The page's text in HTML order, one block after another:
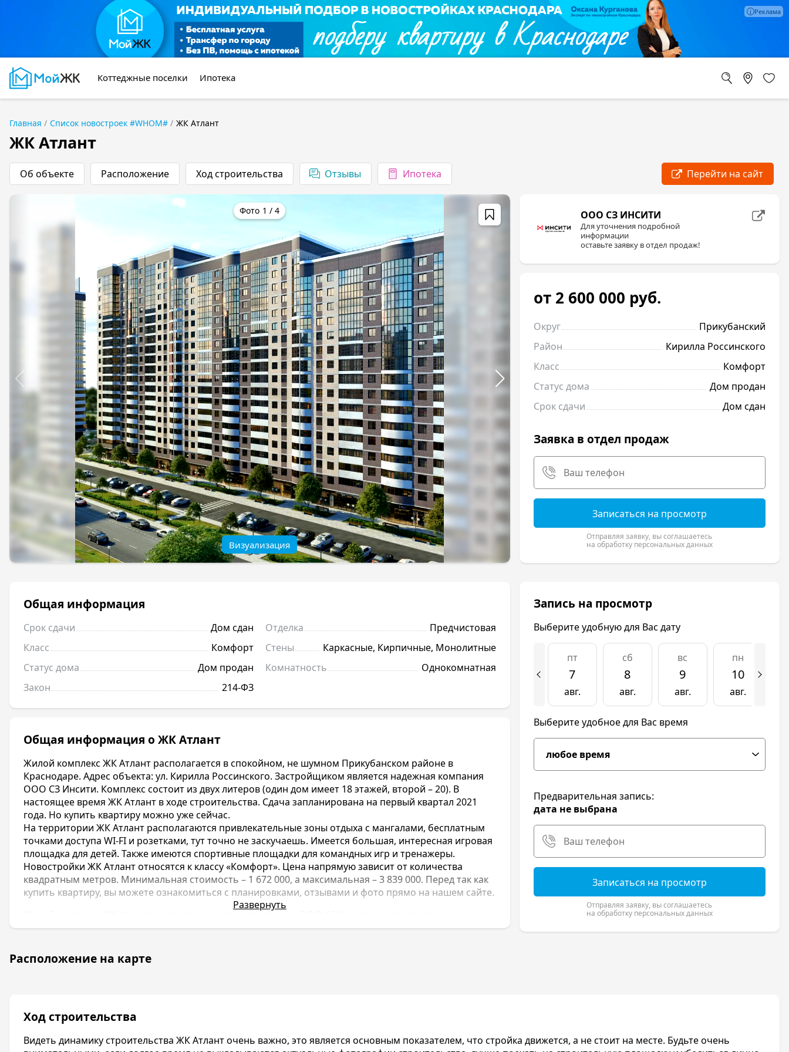
Коттеджные поселки Ипотека
Главная Список новостроек #WHOM# ЖК Атлант
ЖК Атлант
Об объекте Расположение Ход строительства
1 /4
Визуализация
ООО СЗ ИНСИТИ
Для уточнения подробной
информации
оставьте заявку в отдел продаж!
от 2 600 000 руб.
Округ
Прикубанский
Район
Кирилла Россинского
Класс
Комфорт
Статус дома
Дом продан
Срок сдачи
Дом сдан
Заявка в отдел продаж
Записаться на просмотр
Отправляя заявку, вы соглашаетесь
на обработку персональных данных
Общая информация
Срок сдачи
Дом сдан
Класс
Комфорт
Статус дома
Дом продан
Закон
214-ФЗ
Отделка
Предчистовая
Стены
Каркасные, Кирпичные, Монолитные
Комнатность
Однокомнатная
Общая информация о ЖК Атлант
Жилой комплекс ЖК Атлант располагается в спокойном, не шумном Прикубанском районе в
Краснодаре. Адрес объекта: ул. Кирилла Россинского. Застройщиком является надежная компания
ООО СЗ Инсити. Комплекс состоит из двух литеров (один дом имеет 18 этажей, второй – 20). В
настоящее время ЖК Атлант в ходе строительства. Сдача запланирована на первый квартал 2021
года. Но купить квартиру можно уже сейчас.
На территории ЖК Атлант располагаются привлекательные зоны отдыха с мангалами, бесплатным
точками доступа WI-FI и розетками, тут точно не заскучаешь. Имеется большая, интересная игровая
площадка для детей. Также имеются спортивные площадки для командных игр и тренажеры.
Новостройки ЖК Атлант относятся к классу «Комфорт». Цена напрямую зависит от количества
квадратным метров. Минимальная стоимость – 1 672 000, а максимальная – 3 839 000. Перед так как
купить квартиру, вы можете ознакомиться с планировками, отзывами и фото прямо на нашем сайте.
Жилой комплекс ЖК Атлант от проверенного застройщика ООО СЗ Инсити располагается в
отдаленном от города и суеты Прикубанском районе в Краснодаре. Комплекс состоит из двух
Строит этот ЖК Атлант в Краснодаре строительная компания ООО Инсити, которая
зарекомендовала себя как надежный и успешный застройщик успев построить ряд жилых
два гипермаркета, школы, поликлиники, детские сады. На территории ЖК Атлант имеется все для
командных игр. Во дворе имеются бесплатные точки доступа WI-FI и розетки, беседки для отдыха с
Развернуть
Запись на просмотр
Выберите удобную для Вас дату
пт
7
авг.
сб
8
авг.
вс
9
авг.
пн
10
авг.
Выберите удобное для Вас время
Предварительная запись:
дата не выбрана
Записаться на просмотр
Отправляя заявку, вы соглашаетесь
на обработку персональных данных
Расположение на карте
Ход строительства
Видеть динамику строительства ЖК Атлант очень важно, это является основным показателем, что стройка движется, а не стоит на месте. Будьте очень